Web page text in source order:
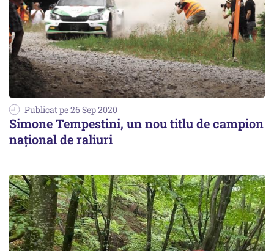
Publicat pe 26 Sep 2020
Simone Tempestini, un nou titlu de campion
naţional de raliuri